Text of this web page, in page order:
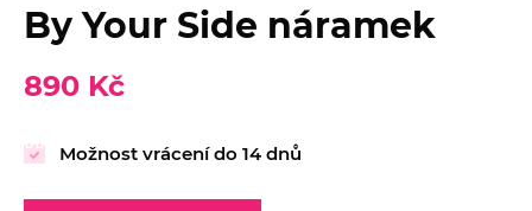
By Your Side náramek
890 Kč
Možnost vrácení do 14 dnů